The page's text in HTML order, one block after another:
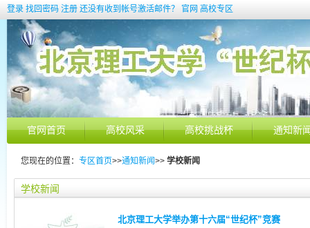
登录 找回密码 注册 还没有收到帐号激活邮件？ 官网 高校专区
官网首页 高校风采 高校挑战杯 通知新
您现在的位置： 专区首页>>通知新闻>> 学校新闻
学校新闻
北京理工大学举办第十六届“世纪杯”竞赛